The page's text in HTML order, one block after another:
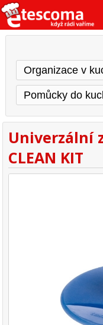
Univerzální
CLEAN KIT